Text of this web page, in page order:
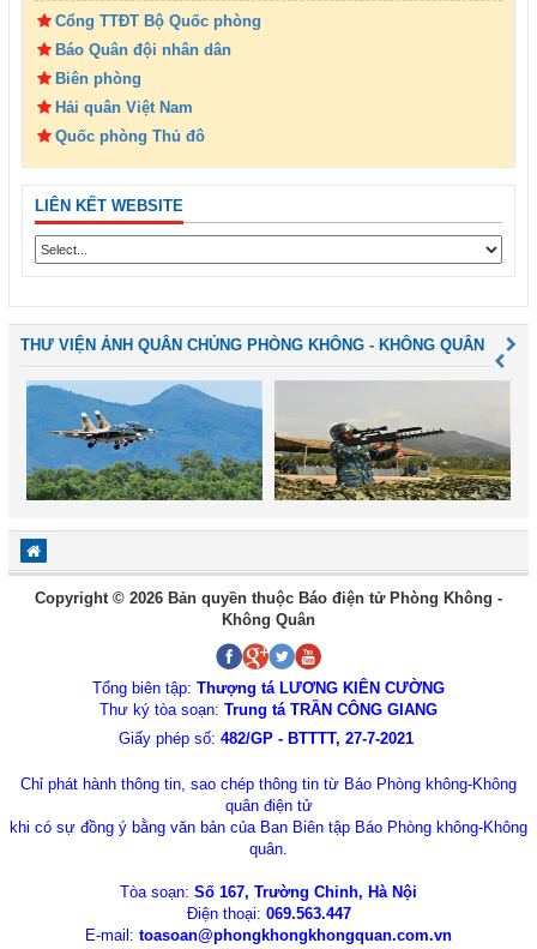
Cổng TTĐT Bộ Quốc phòng
Báo Quân đội nhân dân
Biên phòng
Hải quân Việt Nam
Quốc phòng Thủ đô
LIÊN KẾT WEBSITE
THƯ VIỆN ẢNH QUÂN CHỦNG PHÒNG KHÔNG - KHÔNG QUÂN
Copyright © 2026 Bản quyền thuộc Báo điện tử Phòng Không -
Không Quân
Tổng biên tập: Thượng tá LƯƠNG KIÊN CƯỜNG
Thư ký tòa soạn: Trung tá TRẦN CÔNG GIANG
Giấy phép số: 482/GP - BTTTT, 27-7-2021
Chỉ phát hành thông tin, sao chép thông tin từ Báo Phòng không-Không
quân điện tử
khi có sự đồng ý bằng văn bản của Ban Biên tập Báo Phòng không-Không
quân.
Tòa soạn: Số 167, Trường Chinh, Hà Nội
Điện thoại: 069.563.447
E-mail: toasoan@phongkhongkhongquan.com.vn